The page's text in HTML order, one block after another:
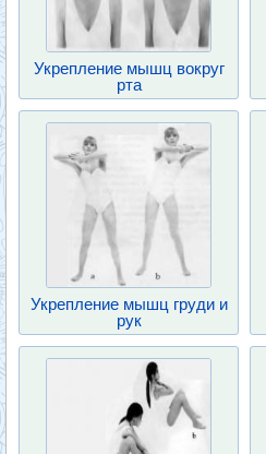
Укрепление мышц вокруг
рта
Укрепление мышц груди и
рук